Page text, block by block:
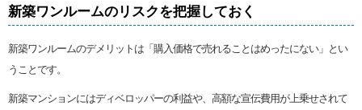
新築ワンルームのリスクを把握しておく
新築ワンルームのデメリットは「購入価格で売れることはめったにない」とい
うことです。
新築マンションにはディベロッパーの利益や、高額な宣伝費用が上乗せされて